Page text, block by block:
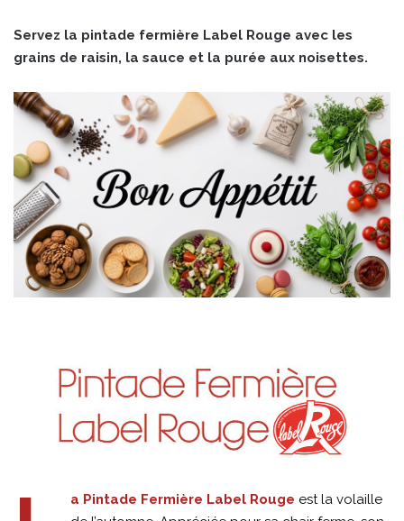
Servez la pintade fermière Label Rouge avec les
grains de raisin, la sauce et la purée aux noisettes.
a Pintade Fermière Label Rouge est la volaille